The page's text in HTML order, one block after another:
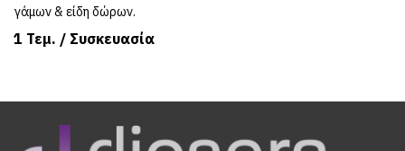
γάμων & είδη δώρων.
1 Τεμ. / Συσκευασία